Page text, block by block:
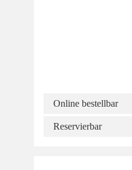
Online bestellbar
Reservierbar